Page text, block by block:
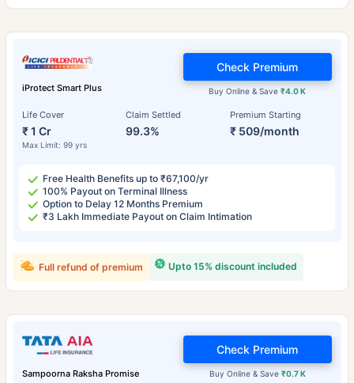
iProtect Smart Plus
Life Cover
₹ 1 Cr
Max Limit: 99 yrs
Claim Settled
99.3%
Premium Starting
₹ 509/month
Buy Online & Save₹4.0 K
Check Premium
Free Health Benefits up to ₹67,100/yr
100% Payout on Terminal Illness
Option to Delay 12 Months Premium
₹3 Lakh Immediate Payout on Claim Intimation
Upto 15% discount included
Full refund of premium
Sampoorna Raksha Promise Buy Online & Save ₹0.7 K
Check Premium